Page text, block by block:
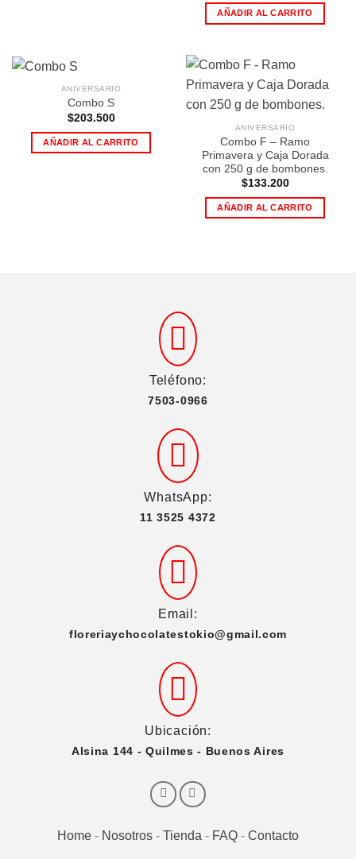
AÑADIR AL CARRITO
ANIVERSARIO
Combo S
$203.500
AÑADIR AL CARRITO
ANIVERSARIO
Combo F – Ramo
Primavera y Caja Dorada
con 250 g de bombones.
$133.200
AÑADIR AL CARRITO
Teléfono:
7503-0966
WhatsApp:
11 3525 4372
Email:
floreriaychocolatestokio@gmail.com
Ubicación:
Alsina 144 - Quilmes - Buenos Aires
Home - Nosotros - Tienda - FAQ - Contacto